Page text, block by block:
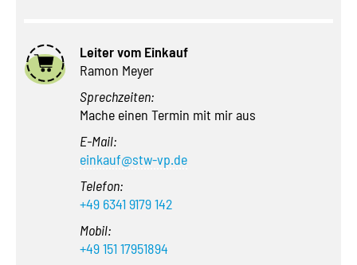
Leiter vom Einkauf
Ramon Meyer
Sprechzeiten:
Mache einen Termin mit mir aus
E-Mail:
einkauf@stw-vp.de
Telefon:
+49 6341 9179 142
Mobil:
+49 151 17951894